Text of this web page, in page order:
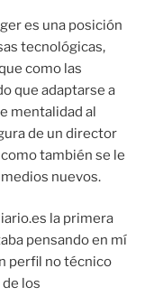
es una posición
tecnológicas,
como las
que adaptarse a
mentalidad al
de un director
también se le
nuevos.
la primera
pensando en mí
perfil no técnico
los